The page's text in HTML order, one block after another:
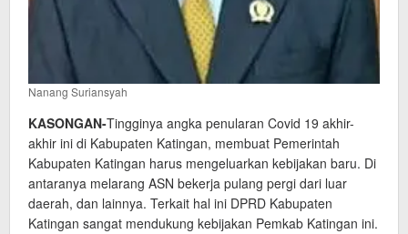
Nanang Suriansyah
KASONGAN-Tingginya angka penularan Covid 19 akhir-
akhir ini di Kabupaten Katingan, membuat Pemerintah
Kabupaten Katingan harus mengeluarkan kebijakan baru. Di
antaranya melarang ASN bekerja pulang pergi dari luar
daerah, dan lainnya. Terkait hal ini DPRD Kabupaten
Katingan sangat mendukung kebijakan Pemkab Katingan ini.